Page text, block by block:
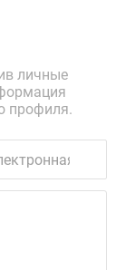
личные
профиля.